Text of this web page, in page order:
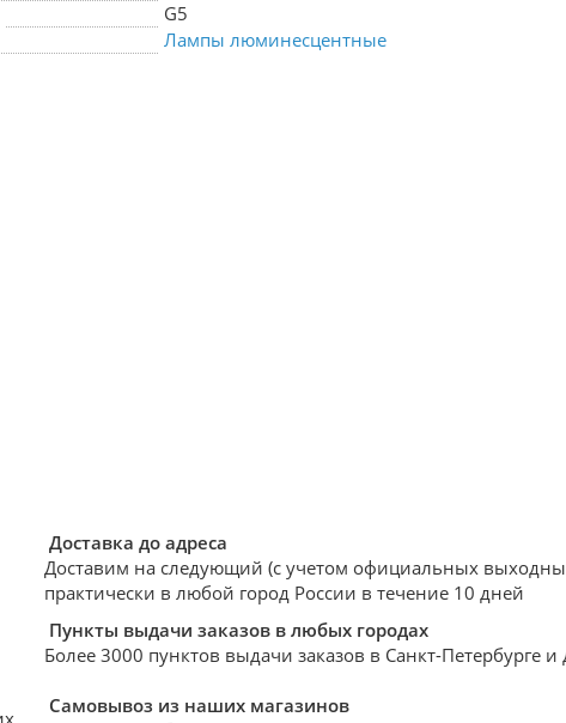
G5
Лампы люминесцентные
Доставка до адреса
Доставим на следующий (с учетом официальных
практически в любой город России в течение 10 дней
Пункты выдачи заказов в любых городах
Более 3000 пунктов выдачи заказов в Санкт-Петербурге и
Самовывоз из наших магазинов